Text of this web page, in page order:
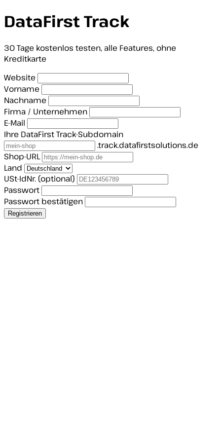
DataFirst Track
30 Tage kostenlos testen, alle Features, ohne
Kreditkarte
Website
Vorname
Nachname
Firma / Unternehmen
E-Mail
Ihre DataFirst Track-Subdomain
.track.datafirstsolutions.de
Shop-URL
Land
USt-IdNr.(optional)
Passwort
Passwort bestätigen
Registrieren